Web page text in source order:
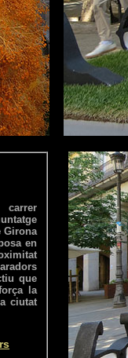
Girona
en
que
la
ciutat